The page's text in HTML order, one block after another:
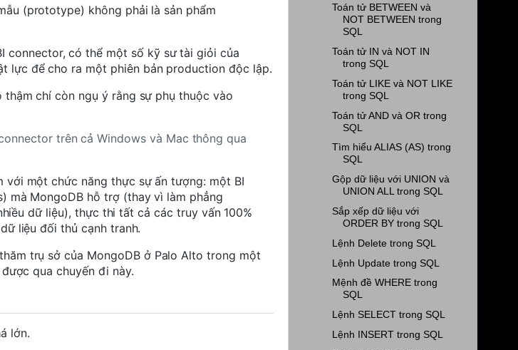
(prototype) không phải là sản phẩm
connector, có thể một số kỹ sư tài giỏi của
lực để cho ra một phiên bản production độc lập.
chí còn ngụ ý rằng sự phụ thuộc vào
trên cả Windows và Mac thông qua
với một chức năng thực sự ấn tượng: một BI
mà MongoDB hỗ trợ (thay vì làm phẳng
dữ liệu), thực thi tất cả các truy vấn 100%
liệu đối thủ cạnh tranh.
trụ sở của MongoDB ở Palo Alto trong một
qua chuyến đi này.
lớn.
Toán tử BETWEEN và
NOT BETWEEN trong
SQL
Toán tử IN và NOT IN
trong SQL
Toán tử LIKE và NOT LIKE
trong SQL
Toán tử AND và OR trong
SQL
Tìm hiểu ALIAS (AS) trong
SQL
Gộp dữ liệu với UNION và
UNION ALL trong SQL
Sắp xếp dữ liệu với
ORDER BY trong SQL
Lệnh Delete trong SQL
Lệnh Update trong SQL
Mệnh đề WHERE trong
SQL
Lệnh SELECT trong SQL
Lệnh INSERT trong SQL